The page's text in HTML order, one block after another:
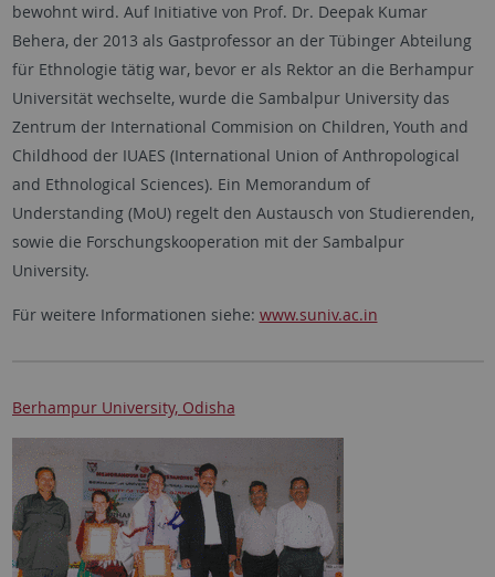
bewohnt wird. Auf Initiative von Prof. Dr. Deepak Kumar
Behera, der 2013 als Gastprofessor an der Tübinger Abteilung
für Ethnologie tätig war, bevor er als Rektor an die Berhampur
Universität wechselte, wurde die Sambalpur University das
Zentrum der International Commision on Children, Youth and
Childhood der IUAES (International Union of Anthropological
and Ethnological Sciences). Ein Memorandum of
Understanding (MoU) regelt den Austausch von Studierenden,
sowie die Forschungskooperation mit der Sambalpur
University.
Für weitere Informationen siehe: www.suniv.ac.in
Berhampur University, Odisha